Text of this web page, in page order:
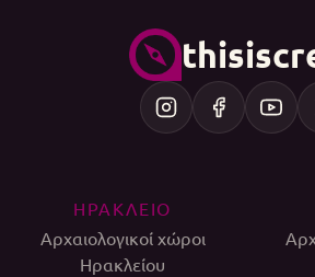
ΗΡΑΚΛΕΙΟ
Αρχαιολογικοί χώροι
Ηρακλείου